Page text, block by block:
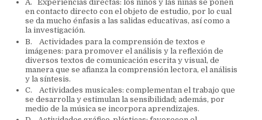
A. Experiencias directas: los niños y las niñas se ponen
en contacto directo con el objeto de estudio, por lo cual
se da mucho énfasis a las salidas educativas, así como a
la investigación.
B. Actividades para la comprensión de textos e
imágenes: para promover el análisis y la reflexión de
diversos textos de comunicación escrita y visual, de
manera que se afianza la comprensión lectora, el análisis
y la síntesis.
C. Actividades musicales: complementan el trabajo que
se desarrolla y estimulan la sensibilidad; además, por
medio de la música se incorpora aprendizajes.